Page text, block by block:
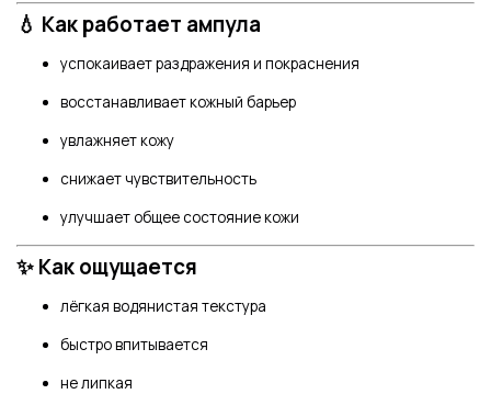
💧 Как работает ампула
успокаивает раздражения и покраснения
восстанавливает кожный барьер
увлажняет кожу
снижает чувствительность
улучшает общее состояние кожи
✨ Как ощущается
лёгкая водянистая текстура
быстро впитывается
не липкая